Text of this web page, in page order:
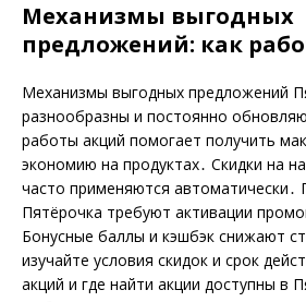
Механизмы выгодных
предложений: как
Механизмы выгодных предложений
разнообразны и постоянно
работы акций помогает получить
экономию на продуктах․ Скидки на
часто применяются
Пятёрочка требуют активации
Бонусные баллы и кэшбэк снижают
изучайте условия скидок и срок
акций и где найти акции доступны в